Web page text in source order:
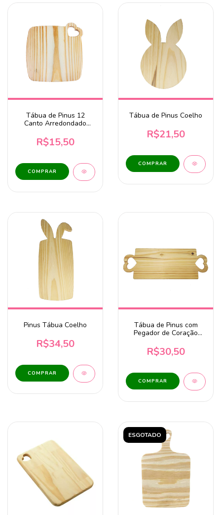
Tábua de Pinus 12
Canto Arredondado
R$15,50
Tábua de Pinus Coelho
R$21,50
Pinus Tábua Coelho
R$34,50
Tábua de Pinus com
Pegador de Coração
R$30,50
COMPRAR
ESGOTADO